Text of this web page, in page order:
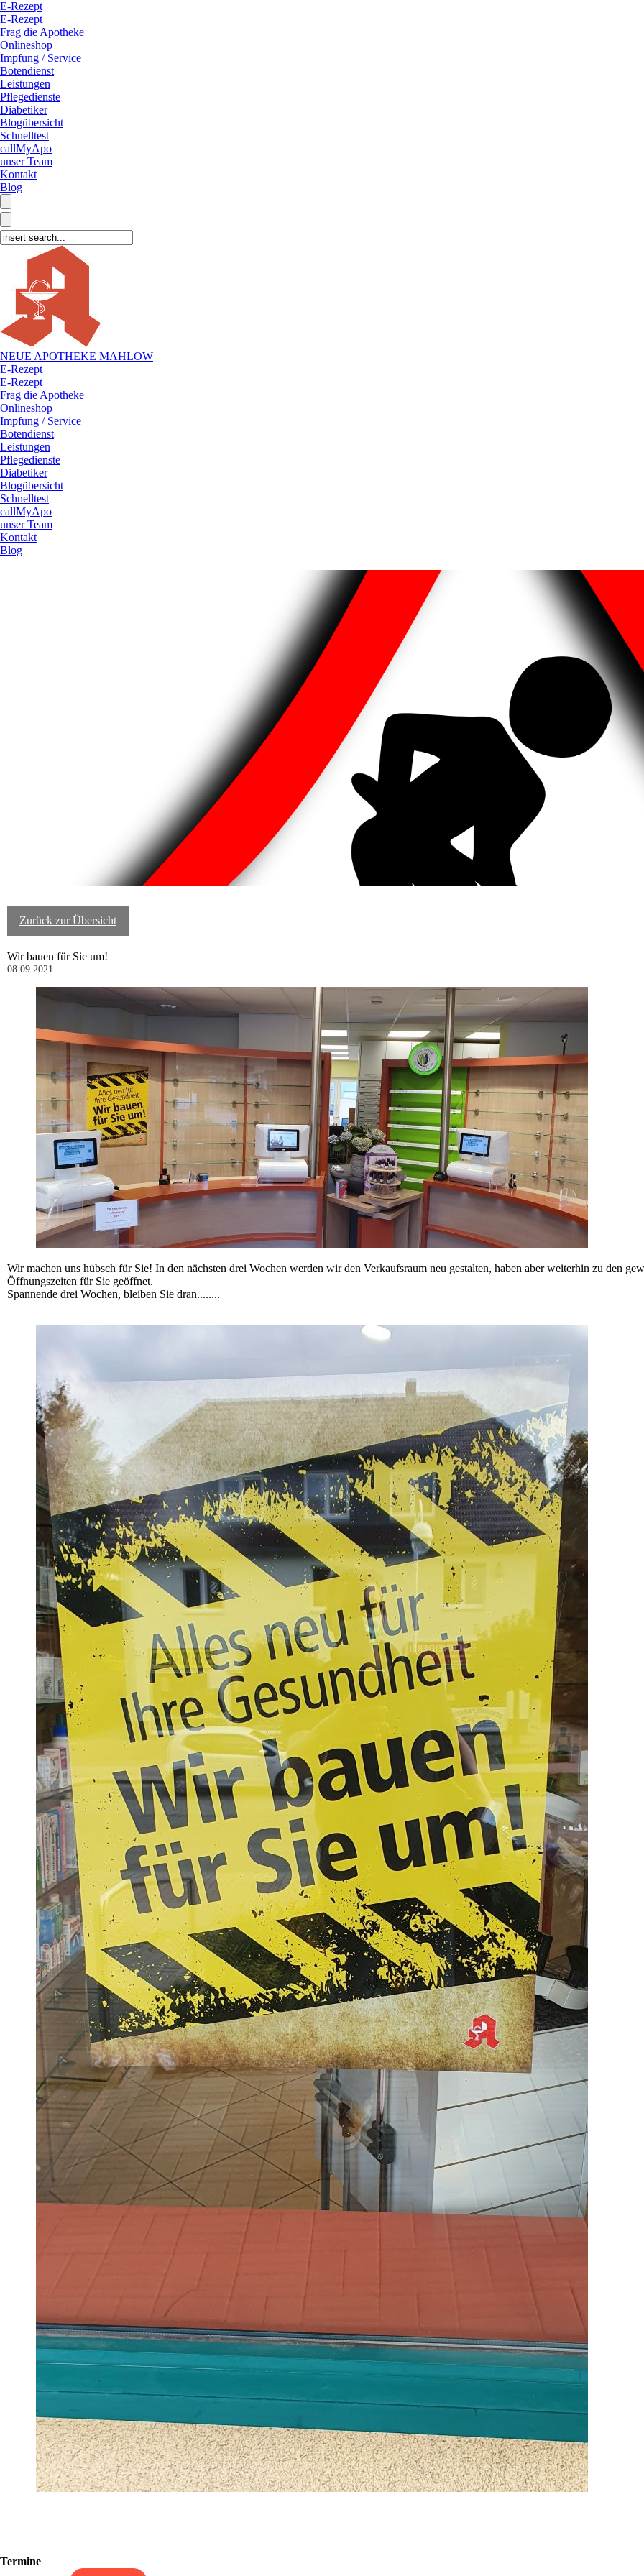
E-Rezept
E-Rezept
Frag die Apotheke
Onlineshop
Impfung / Service
Botendienst
Leistungen
Pflegedienste
Diabetiker
Blogübersicht
Schnelltest
callMyApo
unser Team
Kontakt
Blog
NEUE APOTHEKE MAHLOW
E-Rezept
E-Rezept
Frag die Apotheke
Onlineshop
Impfung / Service
Botendienst
Leistungen
Pflegedienste
Diabetiker
Blogübersicht
Schnelltest
callMyApo
unser Team
Kontakt
Blog
Zurück zur Übersicht
Wir bauen für Sie um!
08.09.2021
Wir machen uns hübsch für Sie! In den nächsten drei Wochen werden wir den Verkaufsraum neu gestalten, haben aber weiterhin zu den
Öffnungszeiten für Sie geöffnet.
Spannende drei Wochen, bleiben Sie dran........
Termine